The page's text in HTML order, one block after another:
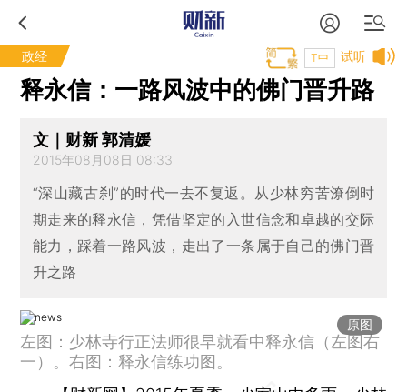
政经 试听
T中
释永信：一路风波中的佛门晋升路
文｜财新 郭清媛
2015年08月08日 08:33
“深山藏古刹”的时代一去不复返。从少林穷苦潦倒时
期走来的释永信，凭借坚定的入世信念和卓越的交际
能力，踩着一路风波，走出了一条属于自己的佛门晋
升之路
原图
左图：少林寺行正法师很早就看中释永信（左图右
一）。右图：释永信练功图。